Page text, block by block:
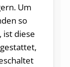
Um
so
ist diese